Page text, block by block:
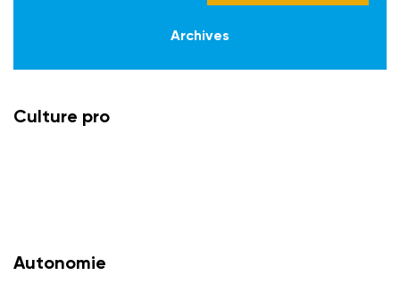
Archives
Culture pro
Autonomie